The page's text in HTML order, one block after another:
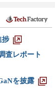
捗
査レポート
を披露